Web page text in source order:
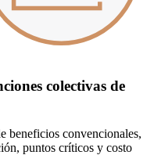
colectivas de
beneficios convencionales,
puntos críticos y costo